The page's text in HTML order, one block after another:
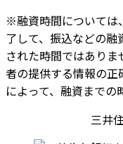
※融資時間については
了して、振込などの
された時間ではあり
者の提供する情報の正
によって、融資までの
三井